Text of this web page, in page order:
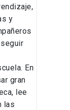
y
En
gran
lee
las